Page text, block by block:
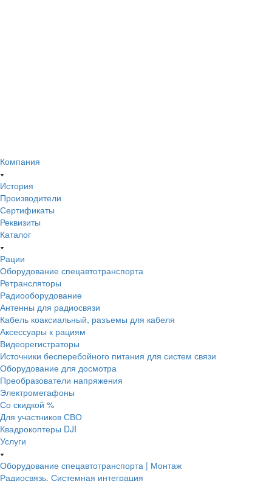
Компания
История
Производители
Сертификаты
Реквизиты
Каталог
Рации
Оборудование спецавтотранспорта
Ретрансляторы
Радиооборудование
Антенны для радиосвязи
Кабель коаксиальный, разъемы для кабеля
Аксессуары к рациям
Видеорегистраторы
Источники бесперебойного питания для систем связи
Оборудование для досмотра
Преобразователи напряжения
Электромегафоны
Со скидкой %
Для участников СВО
Квадрокоптеры DJI
Услуги
Оборудование спецавтотранспорта | Монтаж
Радиосвязь. Системная интеграция